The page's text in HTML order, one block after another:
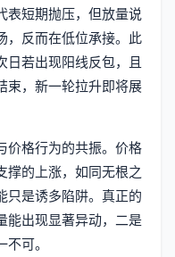
表短期抛压，但放量说
，反而在低位承接。此
日若出现阳线反包，且
束，新一轮拉升即将展
价格行为的共振。价格
撑的上涨，如同无根之
只是诱多陷阱。真正的
能出现显著异动，二是
可。